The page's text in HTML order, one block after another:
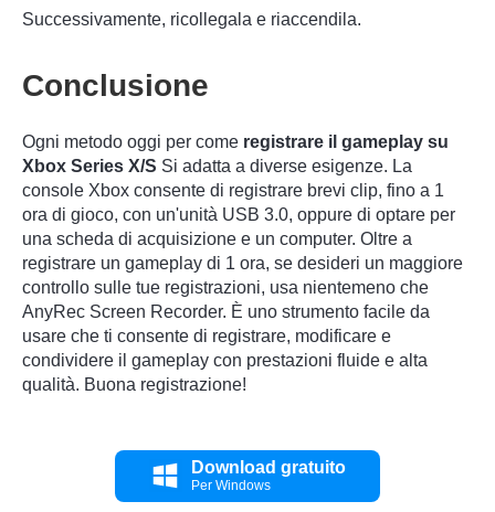
Successivamente, ricollegala e riaccendila.
Conclusione
Ogni metodo oggi per come registrare il gameplay su
Xbox Series X/S Si adatta a diverse esigenze. La
console Xbox consente di registrare brevi clip, fino a 1
ora di gioco, con un'unità USB 3.0, oppure di optare per
una scheda di acquisizione e un computer. Oltre a
registrare un gameplay di 1 ora, se desideri un maggiore
controllo sulle tue registrazioni, usa nientemeno che
AnyRec Screen Recorder. È uno strumento facile da
usare che ti consente di registrare, modificare e
condividere il gameplay con prestazioni fluide e alta
qualità. Buona registrazione!
Download gratuito
Per Windows